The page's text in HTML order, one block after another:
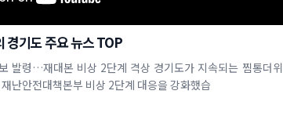
경기도 주요 뉴스 TOP
발령…재대본 비상 2단계 격상 경기도가 지속되는 찜통더
난안전대책본부 비상 2단계 대응을 강화했습